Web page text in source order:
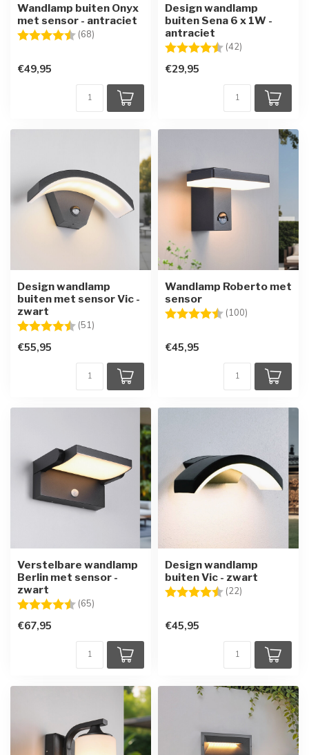
Wandlamp buiten Onyx
met sensor - antraciet
Beoordeling: (68)
€49,95
Design wandlamp
buiten Sena 6 x 1W -
antraciet
Beoordeling: (42)
€29,95
Design wandlamp
buiten met sensor Vic -
zwart
Beoordeling: (51)
€55,95
Wandlamp Roberto met
sensor
Beoordeling: (100)
€45,95
Verstelbare wandlamp
Berlin met sensor -
zwart
Beoordeling: (65)
€67,95
Design wandlamp
buiten Vic - zwart
Beoordeling: (22)
€45,95